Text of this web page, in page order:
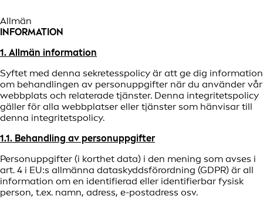
Allmän
INFORMATION
1. Allmän information
Syftet med denna sekretesspolicy är att ge dig information
om behandlingen av personuppgifter när du använder vår
webbplats och relaterade tjänster. Denna integritetspolicy
gäller för alla webbplatser eller tjänster som hänvisar till
denna integritetspolicy.
1.1. Behandling av personuppgifter
Personuppgifter (i korthet data) i den mening som avses i
art. 4 i EU:s allmänna dataskyddsförordning (GDPR) är all
information om en identifierad eller identifierbar fysisk
person, t.ex. namn, adress, e-postadress osv.